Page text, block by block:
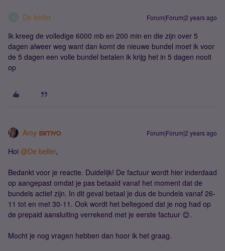
De beller Forum|Forum|2 years ago
Ik kreeg de volledige 6000 mb en 200 min en die zijn over 5
dagen alweer weg want dan komt de nieuwe bundel moet ik voor
de 5 dagen een volle bundel betalen ik krijg het in 5 dagen nooit
op
Amy Forum|Forum|2 years ago
Hoi @De beller,
Bedankt voor je reactie. Duidelijk! De factuur wordt hier inderdaad
op aangepast omdat je pas betaald vanaf het moment dat de
bundels actief zijn. In dit geval betaal je dus de bundels vanaf 26-
11 tot en met 30-11. Ook wordt het beltegoed dat je nog had op
de prepaid aansluiting verrekend met je eerste factuur 😊.
Mocht je nog vragen hebben dan hoor ik het graag.